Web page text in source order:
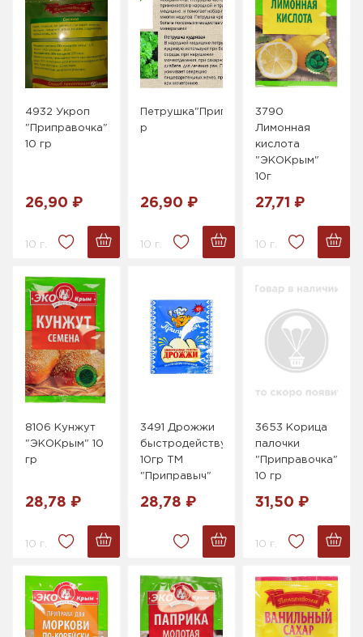
4932 Укроп
"Приправочка"
10 гр
26,90 ₽
10 г.
Петрушка"Приправочка"
р
26,90 ₽
10 г.
3790
Лимонная
кислота
"ЭКОКрым"
10г
27,71 ₽
10 г.
8106 Кунжут
"ЭКОКрым" 10
гр
28,78 ₽
10 г.
3491 Дрожжи
быстродействующие
10гр ТМ
"Приправыч"
28,78 ₽
3653 Корица
палочки
"Приправочка"
10 гр
31,50 ₽
10 г.